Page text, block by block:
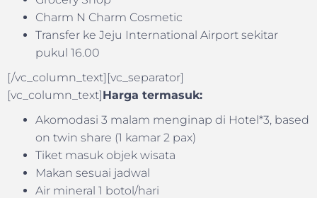
Charm N Charm Cosmetic
Transfer ke Jeju International Airport sekitar
pukul 16.00
[/vc_column_text][vc_separator]
[vc_column_text]Harga termasuk:
Akomodasi 3 malam menginap di Hotel*3, based
on twin share (1 kamar 2 pax)
Tiket masuk objek wisata
Makan sesuai jadwal
Air mineral 1 botol/hari